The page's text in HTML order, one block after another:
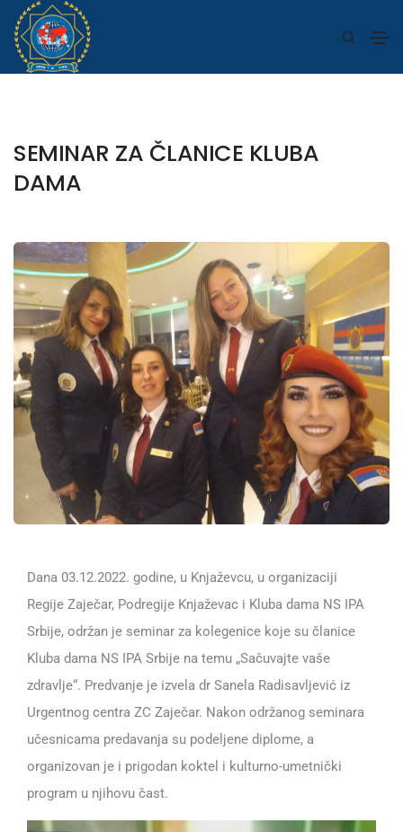
SEMINAR ZA ČLANICE KLUBA
DAMA
Dana 03.12.2022. godine, u Knjaževcu, u organizaciji
Regije Zaječar, Podregije Knjaževac i Kluba dama NS IPA
Srbije, održan je seminar za kolegenice koje su članice
Kluba dama NS IPA Srbije na temu „Sačuvajte vaše
zdravlje“. Predvanje je izvela dr Sanela Radisavljević iz
Urgentnog centra ZC Zaječar. Nakon održanog seminara
učesnicama predavanja su podeljene diplome, a
organizovan je i prigodan koktel i kulturno-umetnički
program u njihovu čast.